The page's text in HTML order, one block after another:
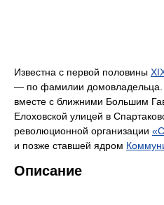
Известна с первой половины
— по фамилии
вместе с ближними Большим
Елоховской улицей в
революционной организации
и позже ставшей ядром
Описание